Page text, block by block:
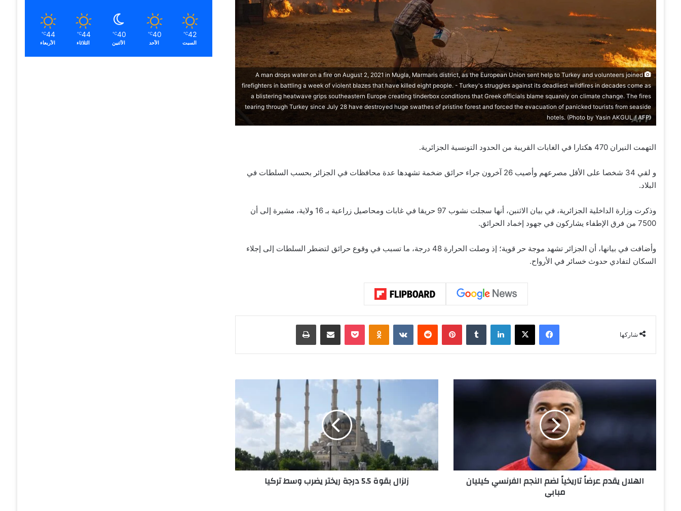
A man drops water on a fire on August 2, 2021 in Mugla, Marmaris district, as the European Union sent help to Turkey and volunteers joined
firefighters in battling a week of violent blazes that have killed eight people. - Turkey's struggles against its deadliest wildfires in decades come as
a blistering heatwave grips southeastern Europe creating tinderbox conditions that Greek officials blame squarely on climate change. The fires
tearing through Turkey since July 28 have destroyed huge swathes of pristine forest and forced the evacuation of panicked tourists from seaside
hotels. (Photo by Yasin AKGUL / AFP)
التهمت النيران 470 هكتارا في الغابات القريبة من الحدود التونسية الجزائرية.
و لقي 34 شخصا على الأقل مصرعهم وأصيب 26 آخرون جراء حرائق ضخمة تشهدها عدة محافظات في الجزائر بحسب السلطات في
البلاد.
وذكرت وزارة الداخلية الجزائرية، في بيان الاثنبن، أنها سجلت نشوب 97 حريقا في غابات ومحاصيل زراعية بـ 16 ولاية، مشيرة إلى أن
7500 من فرق الإطفاء يشاركون في جهود إخماد الحرائق.
وأضافت في بيانها، أن الجزائر تشهد موجة حر قوية؛ إذ وصلت الحرارة 48 درجة، ما تسبب في وقوع حرائق لتضطر السلطات إلى إجلاء
السكان لتفادي حدوث خسائر في الأرواح.
شاركها
فيسبوك ‫X لينكدإن ‏Tumblr بينتيريست ‏Reddit
‏VKontakte
Odnoklassniki
‫Pocket مشاركة عبر البريد طباعة
ل
د
الهلال يقدم عرضاً تاريخياً لضم النجم الفرنسي كيليان
مبابي
ز
و
ة
زلزال بقوة 5.5 درجة ريختر يضرب وسط تركيا
42
℃
السبت
40
℃
الأحد
40
℃
الأثنين
44
℃
الثلاثاء
44
℃
الأربعاء